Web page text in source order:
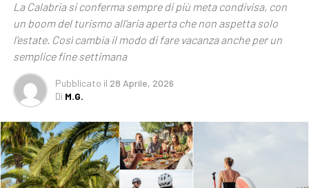
La Calabria si conferma sempre di più meta condivisa, con
un boom del turismo all’aria aperta che non aspetta solo
l’estate. Così cambia il modo di fare vacanza anche per un
semplice fine settimana
Pubblicato il 28 Aprile, 2026
Di M.G.